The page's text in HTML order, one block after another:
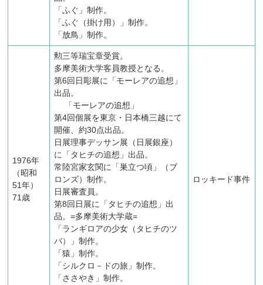
「ふぐ」制作。
「ふぐ（掛け用）」制作。
「放鳥」制作。
1976年
（昭和
51年）
71歳
勲三等瑞宝章受賞。
多摩美術大学客員教授となる。
第6回日彫展に「モーレアの追想」
出品。
「モーレアの追想」
第4回個展を東京・日本橋三越にて
開催、約30点出品。
日展理事デッサン展（日展銀座）
に「タヒチの追想」出品。
常陸宮家玄関に「巣立つ頃」（ブ
ロンズ）制作。
日展審査員。
第8回日展に「タヒチの追想」出
品。=多摩美術大学蔵=
「ランギロアの少女（タヒチのツ
バ）」制作。
「猿」制作。
「シルクロ－ドの旅」制作。
「ささやき」制作。
ロッキード事件